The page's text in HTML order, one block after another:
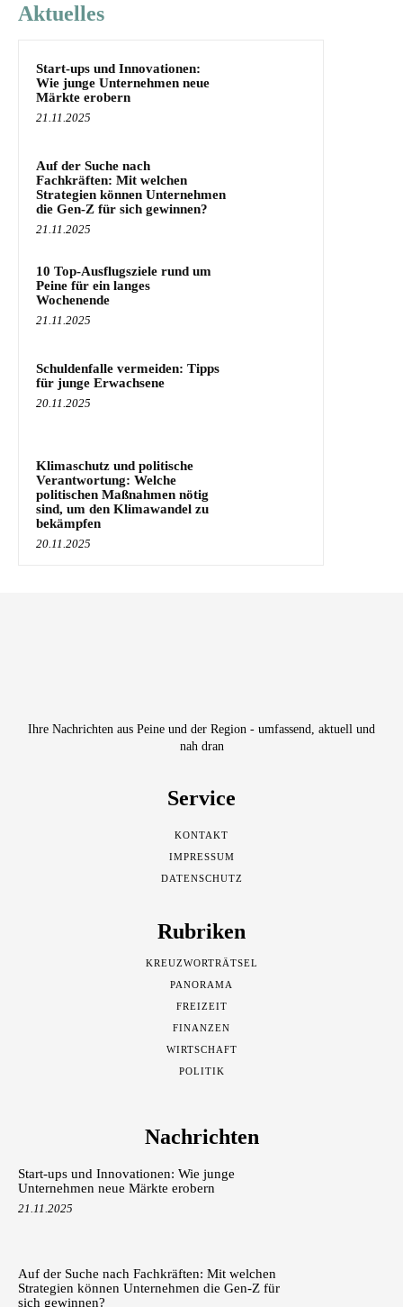
Aktuelles
Start-ups und Innovationen:
Wie junge Unternehmen neue
Märkte erobern
21.11.2025
Auf der Suche nach
Fachkräften: Mit welchen
Strategien können Unternehmen
die Gen-Z für sich gewinnen?
21.11.2025
10 Top-Ausflugsziele rund um
Peine für ein langes
Wochenende
21.11.2025
Schuldenfalle vermeiden: Tipps
für junge Erwachsene
20.11.2025
Klimaschutz und politische
Verantwortung: Welche
politischen Maßnahmen nötig
sind, um den Klimawandel zu
bekämpfen
20.11.2025
Ihre Nachrichten aus Peine und der Region - umfassend, aktuell und
nah dran
Service
KONTAKT
IMPRESSUM
DATENSCHUTZ
Rubriken
KREUZWORTRÄTSEL
PANORAMA
FREIZEIT
FINANZEN
WIRTSCHAFT
POLITIK
Nachrichten
Start-ups und Innovationen: Wie junge
Unternehmen neue Märkte erobern
21.11.2025
Auf der Suche nach Fachkräften: Mit welchen
Strategien können Unternehmen die Gen-Z für
sich gewinnen?